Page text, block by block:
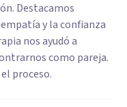
Destacamos
y la confianza
nos ayudó a
como pareja.
proceso.